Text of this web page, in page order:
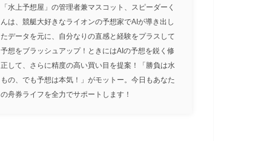
「水上予想屋」の管理者兼マスコット、スピーダーく
んは、競艇大好きなライオンの予想家でAIが導き出し
たデータを元に、自分なりの直感と経験をプラスして
予想をブラッシュアップ！ときにはAIの予想を鋭く修
正して、さらに精度の高い買い目を提案！「勝負は水
もの、でも予想は本気！」がモットー。今日もあなた
の舟券ライフを全力でサポートします！